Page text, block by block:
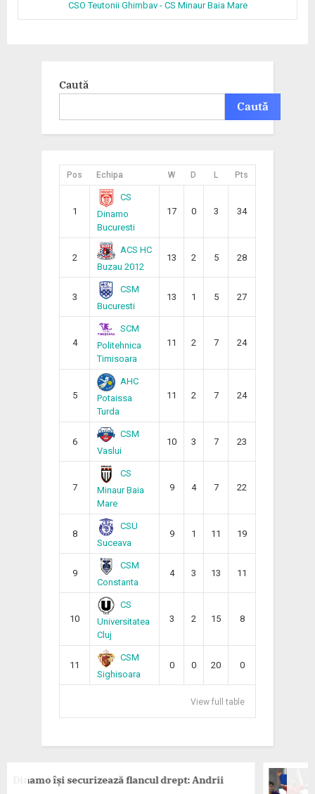
CSO Teutonii Ghimbav - CS Minaur Baia Mare
Caută
Caută
Pos Echipa W D L Pts
1
CS
Dinamo
Bucuresti
17 0 3 34
2
ACS HC
Buzau 2012
13 2 5 28
3
CSM
Bucuresti
13 1 5 27
4
SCM
Politehnica
Timisoara
11 2 7 24
5
AHC
Potaissa
Turda
11 2 7 24
6
CSM
Vaslui
10 3 7 23
7
CS
Minaur Baia
Mare
9 4 7 22
8
CSU
Suceava
9 1 11 19
9
CSM
Constanta
4 3 13 11
10
CS
Universitatea
Cluj
3 2 15 8
11
CSM
Sighisoara
0 0 20 0
View full table
flancul drept: Andrii
Dinamo se